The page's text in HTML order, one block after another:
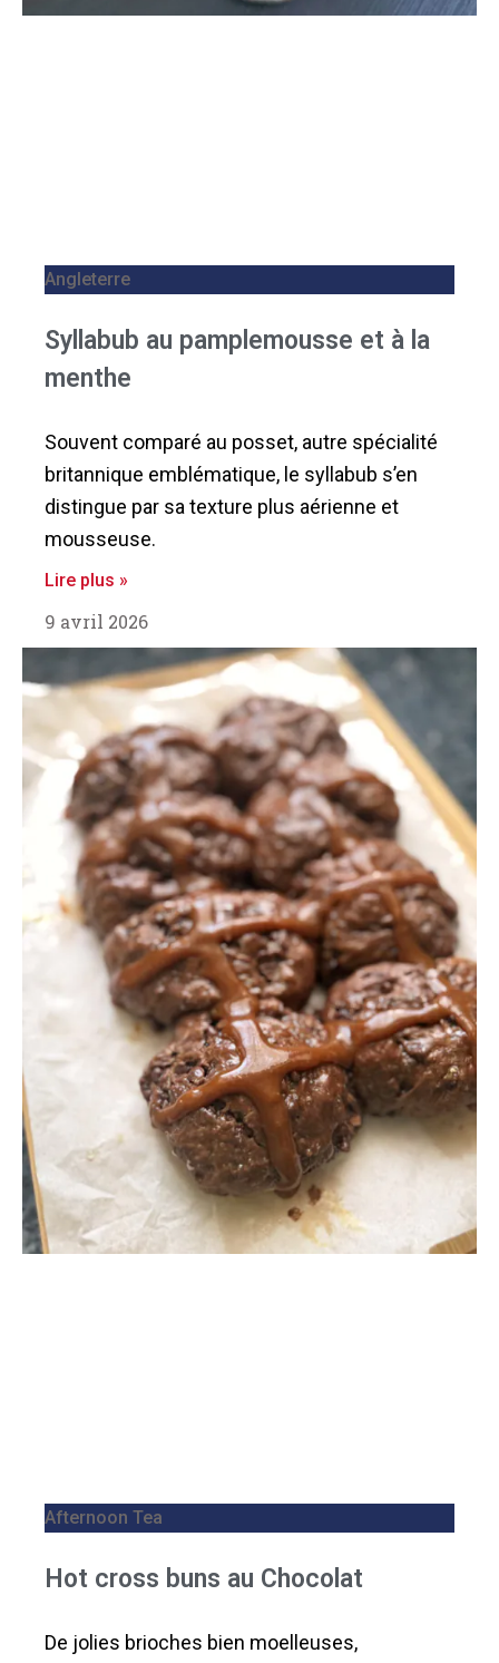
Angleterre
Syllabub au pamplemousse et à la
menthe
Souvent comparé au posset, autre spécialité
britannique emblématique, le syllabub s’en
distingue par sa texture plus aérienne et
mousseuse.
Lire plus »
9 avril 2026
Afternoon Tea
Hot cross buns au Chocolat
De jolies brioches bien moelleuses,